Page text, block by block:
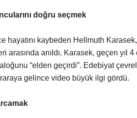
doğru seçmek
hayatını kaybeden Hellmuth
arasında anıldı. Karasek, geçen yıl
“elden geçirdi”. Edebiyat
gelince video büyük ilgi gördü.